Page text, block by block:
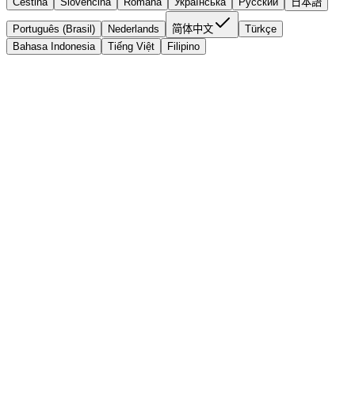
Português (Brasil) Nederlands 简体中文
Türkçe
Bahasa Indonesia
Tiếng Việt Filipino